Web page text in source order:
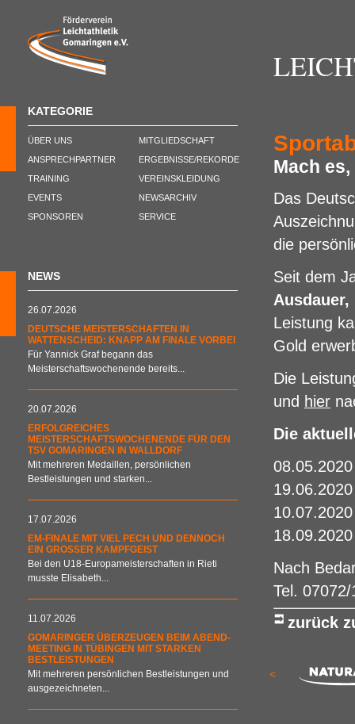
KATEGORIE
ÜBER UNS
ANSPRECHPARTNER
TRAINING
EVENTS
SPONSOREN
MITGLIEDSCHAFT
ERGEBNISSE/REKORDE
VEREINSKLEIDUNG
NEWSARCHIV
SERVICE
NEWS
26.07.2026
DEUTSCHE MEISTERSCHAFTEN IN
WATTENSCHEID: KNAPP AM FINALE VORBEI
Für Yannick Graf begann das
Meisterschaftswochenende bereits...
20.07.2026
ERFOLGREICHES
MEISTERSCHAFTSWOCHENENDE FÜR DEN
TSV GOMARINGEN IN WALLDORF
Mit mehreren Medaillen, persönlichen
Bestleistungen und starken...
17.07.2026
EM-FINALE MIT VIEL PECH UND DENNOCH
EIN GROSSER KAMPFGEIST
Bei den U18-Europameisterschaften in Rieti
musste Elisabeth...
11.07.2026
GOMARINGER ÜBERZEUGEN BEIM ABEND-
MEETING IN TÜBINGEN MIT STARKEN
BESTLEISTUNGEN
Mit mehreren persönlichen Bestleistungen und
ausgezeichneten...
Mach
Das
die
Seit dem
Leistung
Gold
Die
und hier
Die
08.05.2020
19.06.2020
10.07.2020
18.09.2020
Nach
Tel.
zurück
<